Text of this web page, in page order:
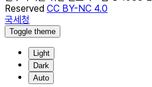
Reserved CC BY-NC 4.0
국세청
Toggle theme
Light
Dark
Auto